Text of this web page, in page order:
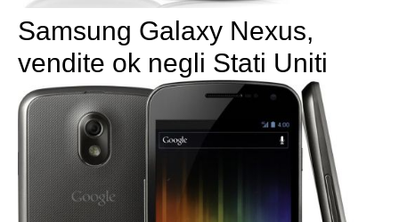
Samsung Galaxy Nexus,
vendite ok negli Stati Uniti